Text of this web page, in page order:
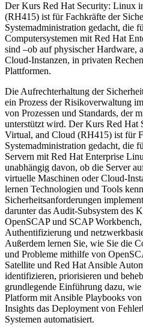
Der Kurs Red Hat Security: Linux
(RH415) ist für Fachkräfte der
Systemadministration gedacht, die
Computersystemen mit Red Hat
sind –ob auf physischer Hardware,
Cloud-Instanzen, in privaten
Plattformen.
Die Aufrechterhaltung der
ein Prozess der Risikoverwaltung
von Prozessen und Standards, der
unterstützt wird. Der Kurs Red Hat
Virtual, and Cloud (RH415) ist für
Systemadministration gedacht, die
Servern mit Red Hat Enterprise
unabhängig davon, ob die Server
virtuelle Maschinen oder Cloud-
lernen Technologien und Tools
Sicherheitsanforderungen
darunter das Audit-Subsystem des
OpenSCAP und SCAP
Authentifizierung und
Außerdem lernen Sie, wie Sie die
und Probleme mithilfe von
Satellite und Red Hat Ansible
identifizieren, priorisieren und
grundlegende Einführung dazu,
Platform mit Ansible Playbooks
Insights das Deployment von
Systemen automatisiert.